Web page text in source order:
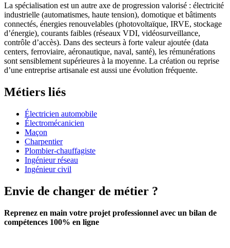
La spécialisation est un autre axe de progression valorisé : électricité
industrielle (automatismes, haute tension), domotique et bâtiments
connectés, énergies renouvelables (photovoltaïque, IRVE, stockage
d’énergie), courants faibles (réseaux VDI, vidéosurveillance,
contrôle d’accès). Dans des secteurs à forte valeur ajoutée (data
centers, ferroviaire, aéronautique, naval, santé), les rémunérations
sont sensiblement supérieures à la moyenne. La création ou reprise
d’une entreprise artisanale est aussi une évolution fréquente.
Métiers liés
Électricien automobile
Électromécanicien
Maçon
Charpentier
Plombier-chauffagiste
Ingénieur réseau
Ingénieur civil
Envie de changer de métier ?
Reprenez en main votre projet professionnel avec un bilan de
compétences 100% en ligne